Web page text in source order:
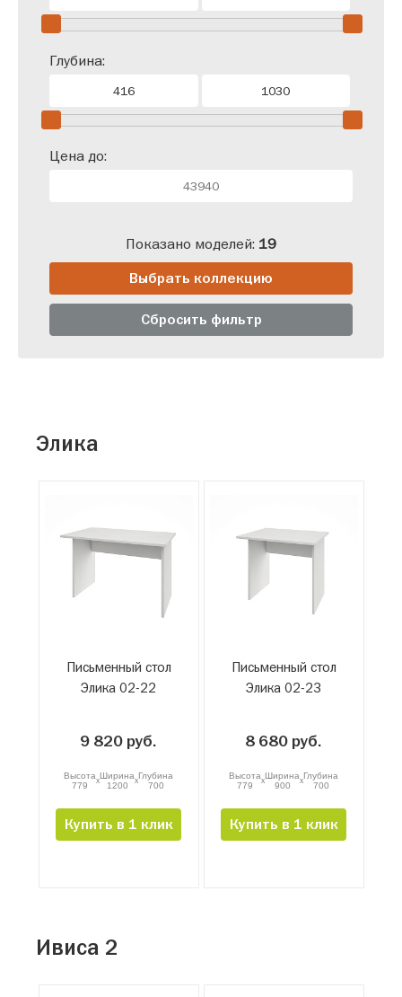
Глубина:
Цена до:
Показано моделей: 19
Сбросить фильтр
Выбрать коллекцию
Элика
Письменный стол
Элика 02-22
9 820 руб.
Высота
779
xШирина
1200
xГлубина
700
Купить в 1 клик
Письменный стол
Элика 02-23
8 680 руб.
Высота
779
xШирина
900
xГлубина
700
Купить в 1 клик
Ивиса 2